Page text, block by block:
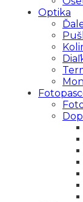
Optika